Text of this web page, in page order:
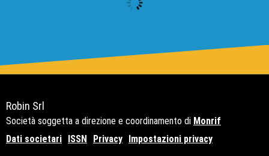
Robin Srl
Società soggetta a direzione e coordinamento di Monrif
Dati societari ISSN Privacy Impostazioni privacy